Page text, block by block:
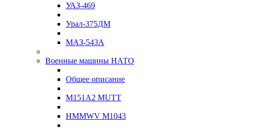
УАЗ-469
Урал-375ДМ
МАЗ-543А
Военные машины НАТО
Общее описание
M151A2 MUTT
HMMWV M1043